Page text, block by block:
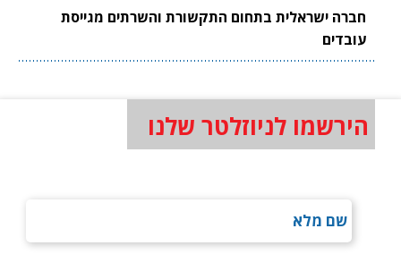
חברה ישראלית בתחום התקשורת והשרתים מגייסת
עובדים
הירשמו לניוזלטר שלנו